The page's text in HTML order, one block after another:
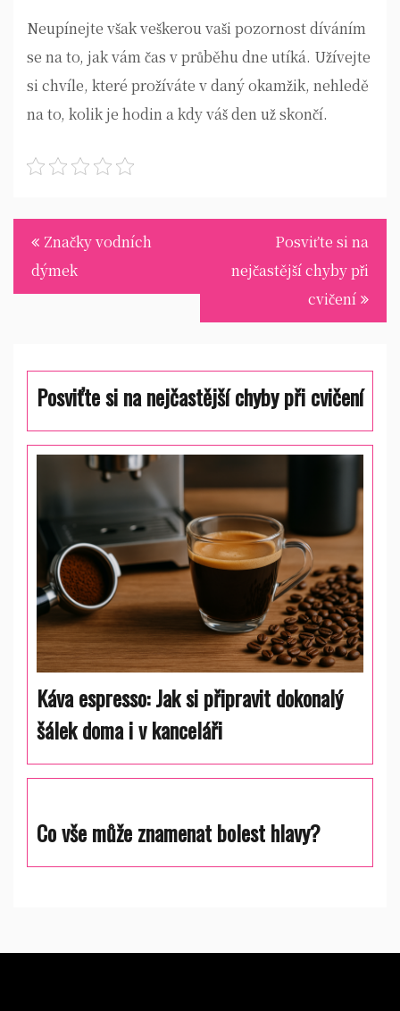
Neupínejte však veškerou vaši pozornost díváním
se na to, jak vám čas v průběhu dne utíká. Užívejte
si chvíle, které prožíváte v daný okamžik, nehledě
na to, kolik je hodin a kdy váš den už skončí.
Navigace
pro
příspěvek
Značky vodních
dýmek
Posviťte si na
nejčastější chyby při
cvičení
Posviťte si na nejčastější chyby při cvičení
Káva espresso: Jak si připravit dokonalý
šálek doma i v kanceláři
Co vše může znamenat bolest hlavy?